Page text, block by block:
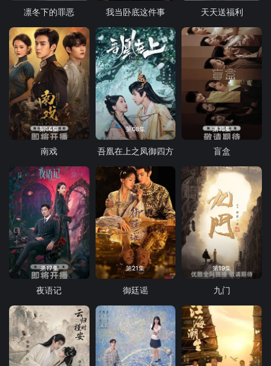
凛冬下的罪恶 我当卧底这件事 天天送福利
第14集
南戏
第08集
吾凰在上之凤御四方
第13集
盲盒
第17集
夜语记
第21集
御廷谣
第19集
九门